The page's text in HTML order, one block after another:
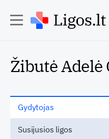
Žibutė Adelė
Gydytojas
Susijusios ligos